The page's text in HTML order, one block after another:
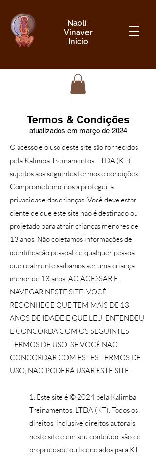
Naolí
Vinaver
Início
Termos & Condições
atualizados em março de 2024
O acesso e o uso deste site são fornecidos
pela Kalimba Treinamentos, LTDA (KT)
sujeitos aos seguintes termos e condições:
Comprometemo-nos a proteger a
privacidade das crianças. Você deve estar
ciente de que este site não é destinado ou
projetado para atrair crianças menores de
13 anos. Não coletamos informações de
identificação pessoal de qualquer pessoa
que realmente saibamos ser uma criança
menor de 13 anos. AO ACESSAR E
NAVEGAR NESTE SITE, VOCÊ
RECONHECE QUE TEM MAIS DE 13
ANOS DE IDADE E QUE LEU, ENTENDEU
E CONCORDA COM OS SEGUINTES
TERMOS DE USO. SE VOCÊ NÃO
CONCORDAR COM ESTES TERMOS DE
USO, NÃO PODERÁ USAR ESTE SITE.
1. Este site é © 2024 pela Kalimba
Treinamentos, LTDA (KT). Todos os
direitos, inclusive direitos autorais,
neste site e em seu conteúdo, são de
propriedade ou licenciados para KT,